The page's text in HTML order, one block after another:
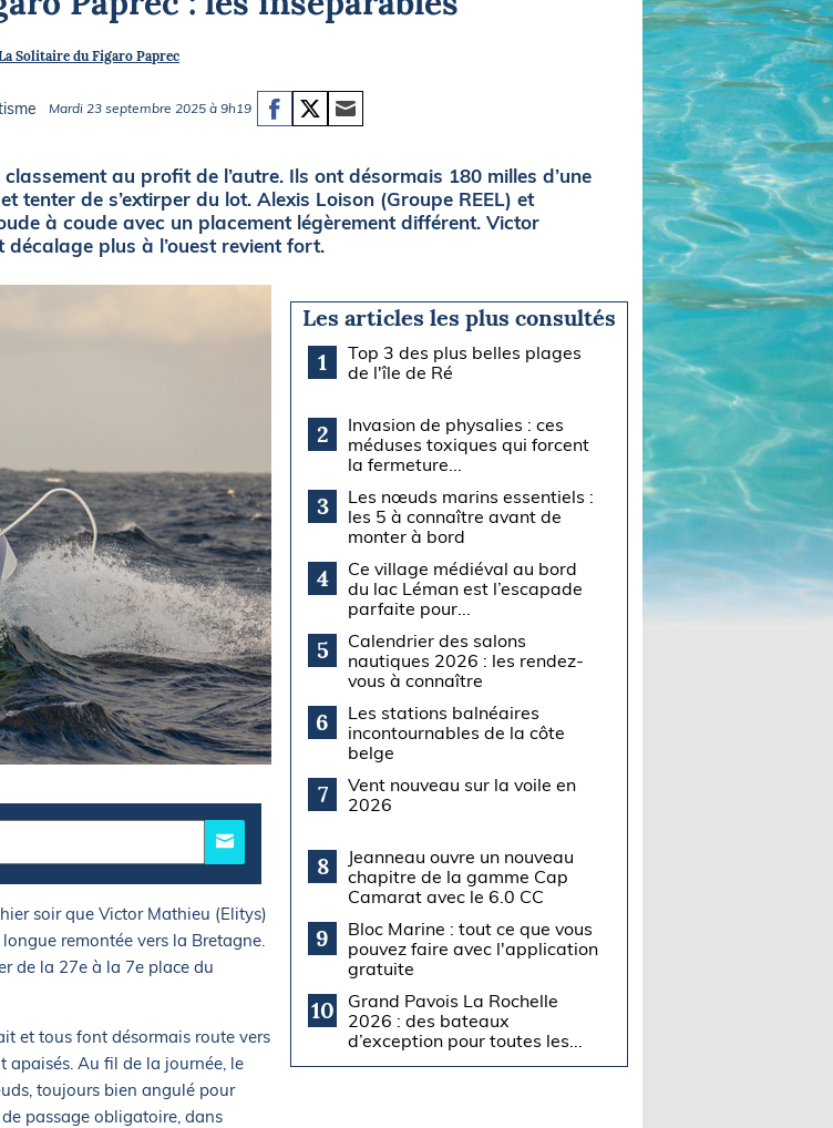
Briefings
Solitaire du Figaro Paprec
Mardi 23 septembre 2025 à 9h19
au profit de l’autre. Ils ont désormais 180 milles d’une
tenter de s’extirper du lot. Alexis Loison (Groupe REEL) et
à coude avec un placement légèrement différent. Victor
plus à l’ouest revient fort.
soir que Victor Mathieu (Elitys)
remontée vers la Bretagne.
de la 27e à la 7e place du
et tous font désormais route vers
apaisés. Au fil de la journée, le
toujours bien angulé pour
passage obligatoire, dans
Les articles les plus consultés
1
Top 3 des plus belles plages
de l'île de Ré
2
Invasion de physalies : ces
méduses toxiques qui forcent
la fermeture...
3
Les nœuds marins essentiels :
les 5 à connaître avant de
monter à bord
4
Ce village médiéval au bord
du lac Léman est l’escapade
parfaite pour...
5
Calendrier des salons
nautiques 2026 : les rendez-
vous à connaître
6
Les stations balnéaires
incontournables de la côte
belge
7
Vent nouveau sur la voile en
2026
8
Jeanneau ouvre un nouveau
chapitre de la gamme Cap
Camarat avec le 6.0 CC
9
Bloc Marine : tout ce que vous
pouvez faire avec l'application
gratuite
10
Grand Pavois La Rochelle
2026 : des bateaux
d’exception pour toutes les...